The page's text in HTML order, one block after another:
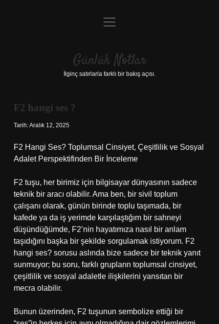
Anasayfa
Yasal Uyarı
menüyü
Günlük Notlar
İlginç satırlarla farklı bir bakış açısı.
F2 hangi ses ?
Tarih: Aralık 12, 2025
F2 Hangi Ses? Toplumsal Cinsiyet, Çeşitlilik ve Sosyal
Adalet Perspektifinden Bir İnceleme
F2 tuşu, her birimiz için bilgisayar dünyasının sadece
teknik bir aracı olabilir. Ama ben, bir sivil toplum
çalışanı olarak, günün birinde toplu taşımada, bir
kafede ya da iş yerimde karşılaştığım bir sahneyi
düşündüğümde, F2’nin hayatımıza nasıl bir anlam
taşıdığını başka bir şekilde sorgulamak istiyorum. F2
hangi ses? sorusu aslında bize sadece bir teknik yanıt
sunmuyor; bu soru, farklı grupların toplumsal cinsiyet,
çeşitlilik ve sosyal adaletle ilişkilerini yansıtan bir
mecra olabilir.
Bunun üzerinden, F2 tuşunun sembolize ettiği bir